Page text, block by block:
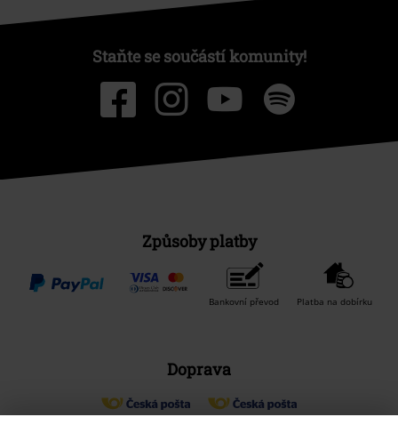
Staňte se součástí komunity!
Způsoby platby
Bankovní převod Platba na dobírku
Doprava